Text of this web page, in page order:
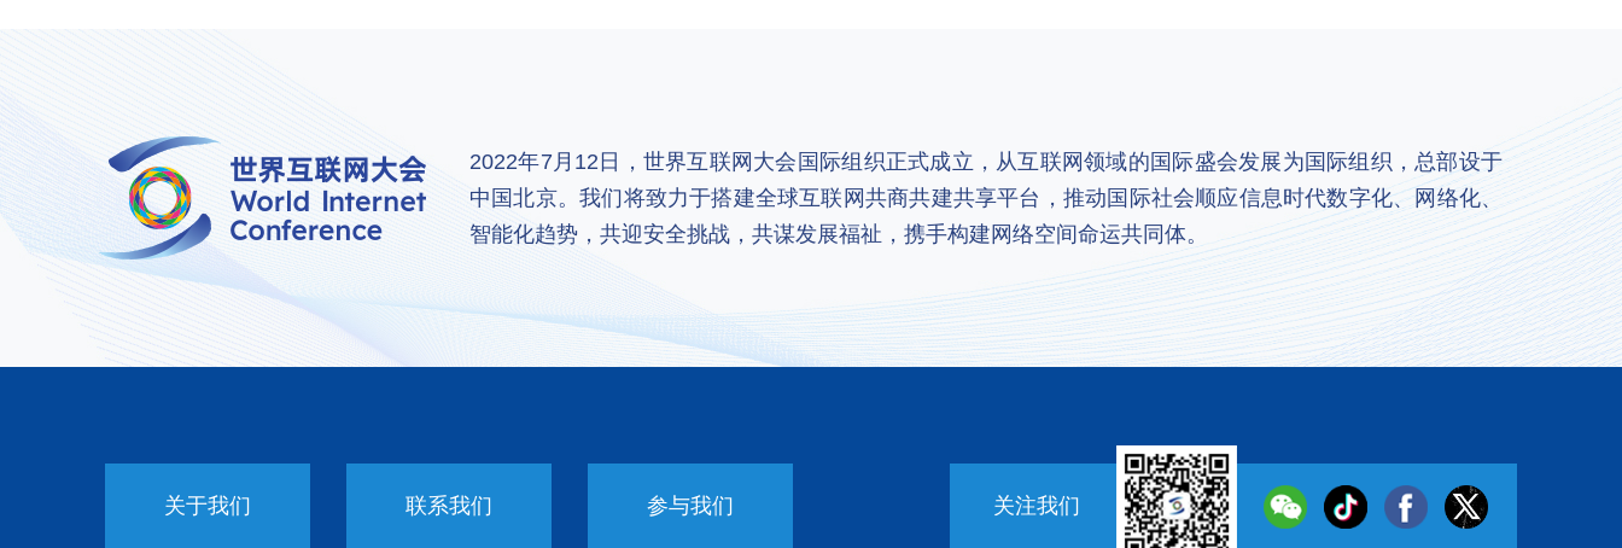
2022年7月12日，世界互联网大会国际组织正式成立，从互联网领域的国际盛会发展为国际组织，总部设于
中国北京。我们将致力于搭建全球互联网共商共建共享平台，推动国际社会顺应信息时代数字化、网络化、
智能化趋势，共迎安全挑战，共谋发展福祉，携手构建网络空间命运共同体。
关于我们 联系我们 参与我们 关注我们